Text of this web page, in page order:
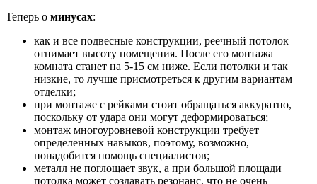
Теперь о минусах:
как и все подвесные конструкции, реечный потолок
отнимает высоту помещения. После его монтажа
комната станет на 5-15 см ниже. Если потолки и так
низкие, то лучше присмотреться к другим вариантам
отделки;
при монтаже с рейками стоит обращаться аккуратно,
поскольку от удара они могут деформироваться;
монтаж многоуровневой конструкции требует
определенных навыков, поэтому, возможно,
понадобится помощь специалистов;
металл не поглощает звук, а при большой площади
потолка может создавать резонанс, что не очень